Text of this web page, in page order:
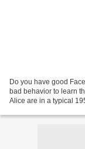
Do you have good
bad behavior to learn
Alice are in a typical